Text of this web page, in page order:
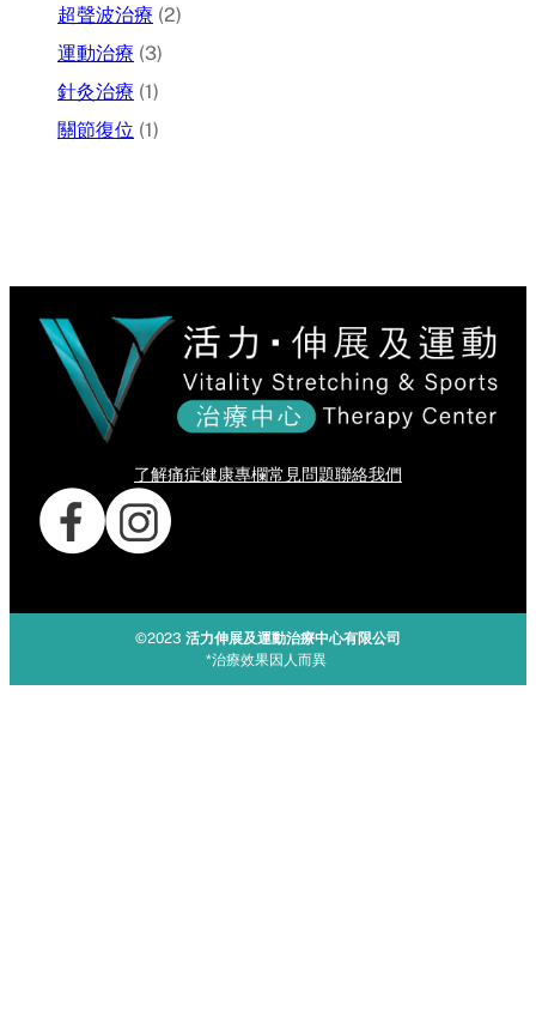
超聲波治療 (2)
運動治療 (3)
針灸治療 (1)
關節復位 (1)
了解痛症健康專欄常見問題聯絡我們
©2023 活力伸展及運動治療中心有限公司
*治療效果因人而異